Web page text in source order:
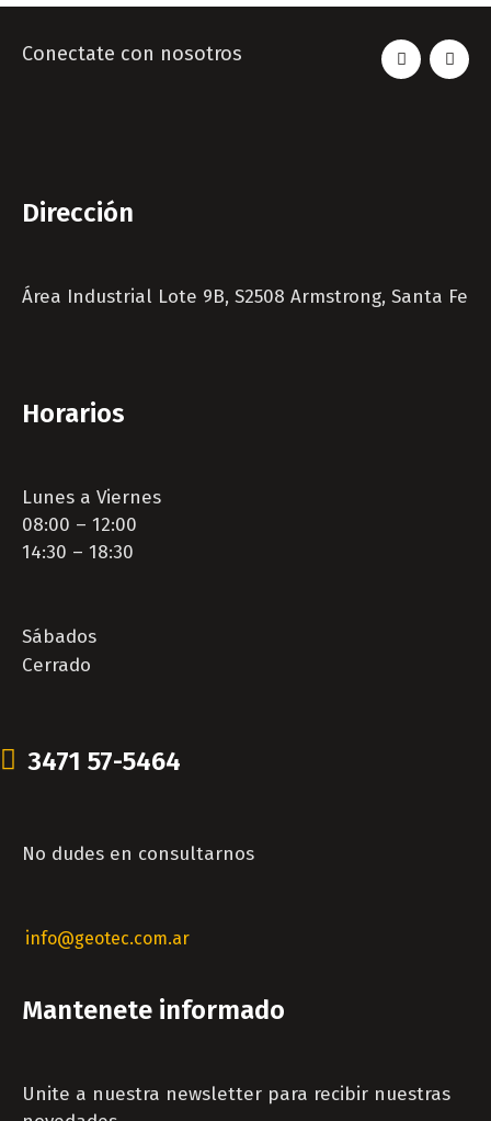
Conectate con nosotros
Dirección
Área Industrial Lote 9B, S2508 Armstrong, Santa Fe
Horarios
Lunes a Viernes
08:00 – 12:00
14:30 – 18:30
Sábados
Cerrado
3471 57-5464
No dudes en consultarnos
info@geotec.com.ar
Mantenete informado
Unite a nuestra newsletter para recibir nuestras